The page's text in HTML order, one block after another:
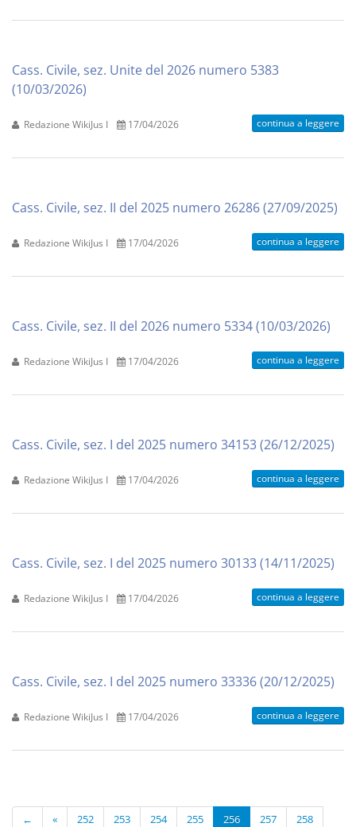
Cass. Civile, sez. Unite del 2026 numero 5383
(10/03/2026)
Redazione WikiJus I 17/04/2026 continua a leggere
Cass. Civile, sez. II del 2025 numero 26286 (27/09/2025)
Redazione WikiJus I 17/04/2026 continua a leggere
Cass. Civile, sez. II del 2026 numero 5334 (10/03/2026)
Redazione WikiJus I 17/04/2026 continua a leggere
Cass. Civile, sez. I del 2025 numero 34153 (26/12/2025)
Redazione WikiJus I 17/04/2026 continua a leggere
Cass. Civile, sez. I del 2025 numero 30133 (14/11/2025)
Redazione WikiJus I 17/04/2026 continua a leggere
Cass. Civile, sez. I del 2025 numero 33336 (20/12/2025)
Redazione WikiJus I 17/04/2026 continua a leggere
← « 252 253 254 255 256 257
258